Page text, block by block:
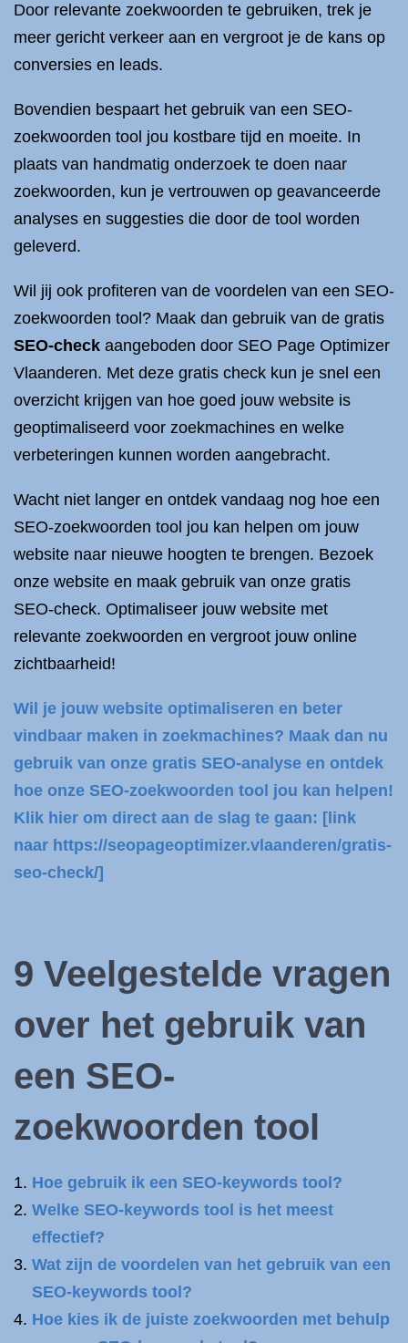
Door relevante zoekwoorden te gebruiken, trek je
meer gericht verkeer aan en vergroot je de kans op
conversies en leads.
Bovendien bespaart het gebruik van een SEO-
zoekwoorden tool jou kostbare tijd en moeite. In
plaats van handmatig onderzoek te doen naar
zoekwoorden, kun je vertrouwen op geavanceerde
analyses en suggesties die door de tool worden
geleverd.
Wil jij ook profiteren van de voordelen van een SEO-
zoekwoorden tool? Maak dan gebruik van de gratis
SEO-check aangeboden door SEO Page Optimizer
Vlaanderen. Met deze gratis check kun je snel een
overzicht krijgen van hoe goed jouw website is
geoptimaliseerd voor zoekmachines en welke
verbeteringen kunnen worden aangebracht.
Wacht niet langer en ontdek vandaag nog hoe een
SEO-zoekwoorden tool jou kan helpen om jouw
website naar nieuwe hoogten te brengen. Bezoek
onze website en maak gebruik van onze gratis
SEO-check. Optimaliseer jouw website met
relevante zoekwoorden en vergroot jouw online
zichtbaarheid!
Wil je jouw website optimaliseren en beter
vindbaar maken in zoekmachines? Maak dan nu
gebruik van onze gratis SEO-analyse en ontdek
hoe onze SEO-zoekwoorden tool jou kan helpen!
Klik hier om direct aan de slag te gaan: [link
naar https://seopageoptimizer.vlaanderen/gratis-
seo-check/]
9 Veelgestelde vragen
over het gebruik van
een SEO-
zoekwoorden tool
Hoe gebruik ik een SEO-keywords tool?
Welke SEO-keywords tool is het meest
effectief?
Wat zijn de voordelen van het gebruik van een
SEO-keywords tool?
Hoe kies ik de juiste zoekwoorden met behulp